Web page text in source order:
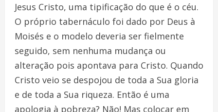
Jesus Cristo, uma tipificação do que é o céu.
O próprio tabernáculo foi dado por Deus à
Moisés e o modelo deveria ser fielmente
seguido, sem nenhuma mudança ou
alteração pois apontava para Cristo. Quando
Cristo veio se despojou de toda a Sua gloria
e de toda a Sua riqueza. Então é uma
apologia à pobreza? Não! Mas colocar em